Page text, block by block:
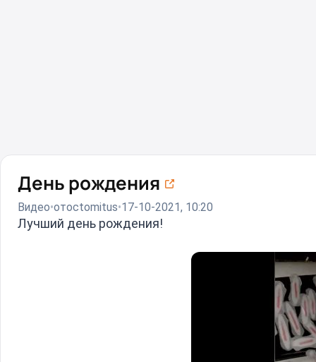
День рождения
Видео отoctomitus 17-10-2021, 10:20
Лучший день рождения!